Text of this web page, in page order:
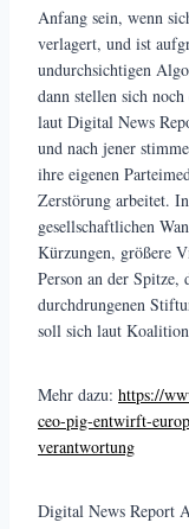
Anfang sein, wenn
verlagert, und ist
undurchsichtigen
dann stellen sich
laut Digital News
und nach jener
ihre eigenen
Zerstörung arbeitet.
gesellschaftlichen
Kürzungen, größere
Person an der
durchdrungenen
soll sich laut
Mehr dazu: https://
ceo-pig-entwirft-
verantwortung
Digital News Report